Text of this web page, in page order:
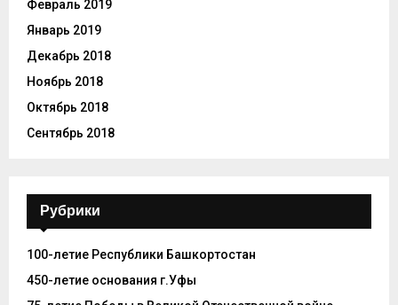
Февраль 2019
Январь 2019
Декабрь 2018
Ноябрь 2018
Октябрь 2018
Сентябрь 2018
Рубрики
100-летие Республики Башкортостан
450-летие основания г.Уфы